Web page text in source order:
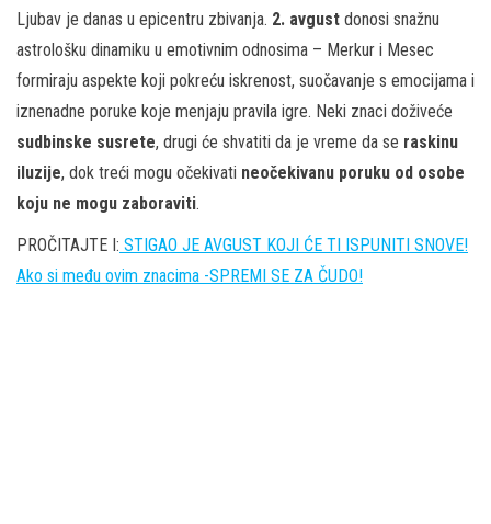
Ljubav je danas u epicentru zbivanja. 2. avgust donosi snažnu
astrološku dinamiku u emotivnim odnosima – Merkur i Mesec
formiraju aspekte koji pokreću iskrenost, suočavanje s emocijama i
iznenadne poruke koje menjaju pravila igre. Neki znaci doživeće
sudbinske susrete, drugi će shvatiti da je vreme da se raskinu
iluzije, dok treći mogu očekivati neočekivanu poruku od osobe
koju ne mogu zaboraviti.
PROČITAJTE I: STIGAO JE AVGUST KOJI ĆE TI ISPUNITI SNOVE!
Ako si među ovim znacima -SPREMI SE ZA ČUDO!